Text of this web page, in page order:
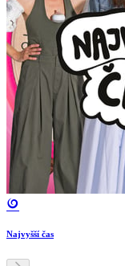
Najvyšší čas